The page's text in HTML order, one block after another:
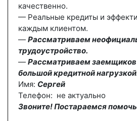
качественно.
— Реальные кредиты и
каждым клиентом.
— Рассматриваем
трудоустройство.
— Рассматриваем заемщиков
большой кредитной
Имя: Сергей
Телефон: не актуально
Звоните! Постараемся